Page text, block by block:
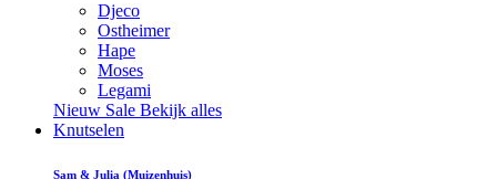
Djeco
Ostheimer
Hape
Moses
Legami
Nieuw Sale Bekijk alles
Knutselen
Sam & Julia (Muizenhuis)